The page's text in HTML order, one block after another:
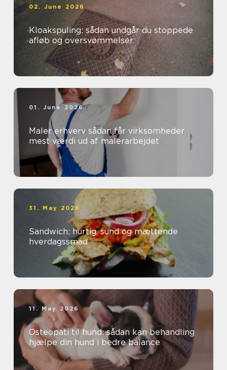
02. June 2026
Kloakspuling: sådan undgår du stoppede
afløb og oversvømmelser
01. June 2026
Maler erhverv sådan får virksomheder
mest værdi ud af malerarbejdet
31. May 2026
Sandwich: hurtig, sund og mættende
hverdagssmad
11. May 2026
Osteopati til hund: sådan kan behandling
hjælpe din hund i bedre balance